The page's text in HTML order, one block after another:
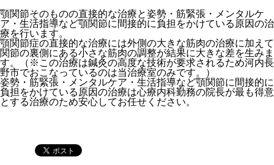
顎関節そのものの直接的な治療と姿勢・筋緊張・メンタルケ
ア・生活指導など顎関節に間接的に負担をかけている原因の治
療を行います。
顎関節症の直接的な治療には外側の大きな筋肉の治療に加えて
関節の裏側にある小さな筋肉の調整が結果に大きな差を生みま
す。（※この治療は鍼灸の高度な技術が要求されるため河内長
野市でおこなっているのは当治療室のみです。）
姿勢・筋緊張・メンタルケア・生活指導など顎関節に間接的に
負担をかけている原因の治療は心療内科勤務の院長が最も得意
とする治療のため安心してお任せください。